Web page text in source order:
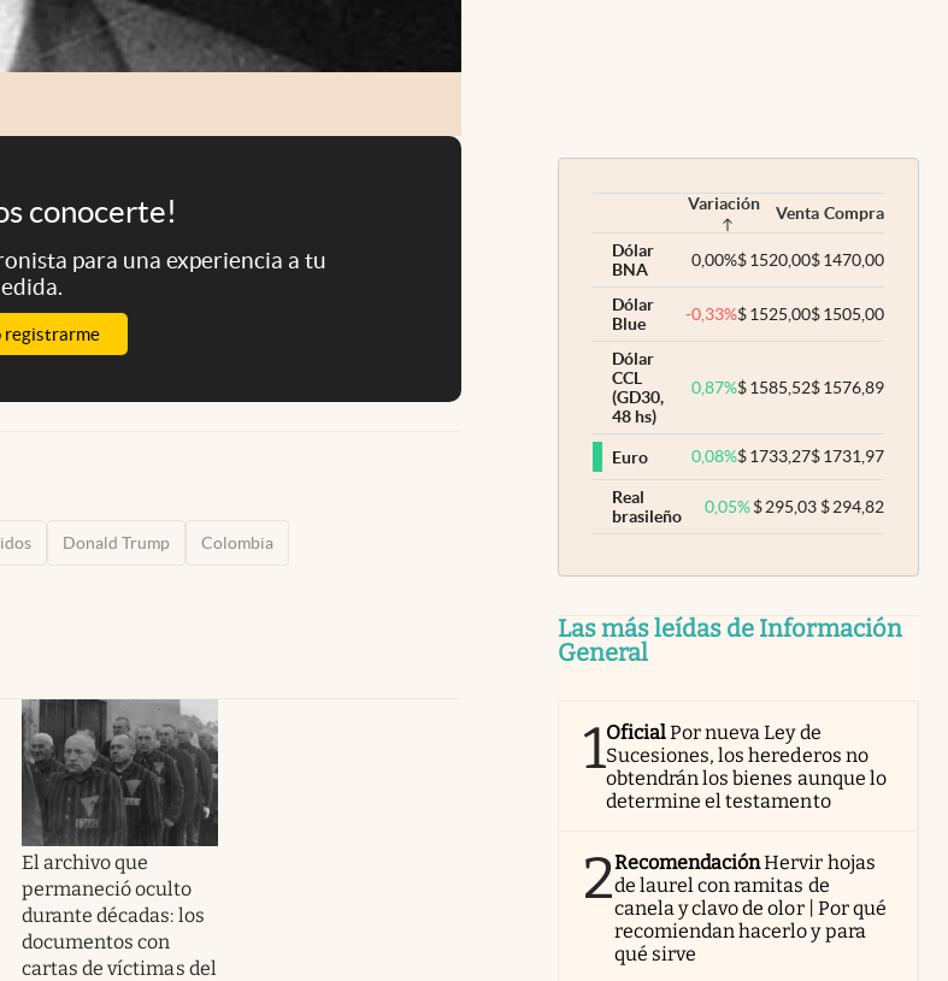
conocerte!
para una experiencia a tu
registrarme
Donald Trump Colombia
El archivo que
permaneció oculto
durante décadas: los
documentos con
cartas de víctimas del
Variación Venta Compra
Dólar
BNA
0,00%$1520,00$1470,00
Dólar
Blue
-0,33%$1525,00$1505,00
Dólar
CCL
(GD30,
48 hs)
0,87%$1585,52$1576,89
Euro 0,08%$1733,27$1731,97
Real
brasileño
0,05% $295,03 $294,82
Las más leídas de Información
General
1OficialPor nueva Ley de
Sucesiones, los herederos no
obtendrán los bienes aunque lo
determine el testamento
2RecomendaciónHervir hojas
de laurel con ramitas de
canela y clavo de olor | Por qué
recomiendan hacerlo y para
qué sirve